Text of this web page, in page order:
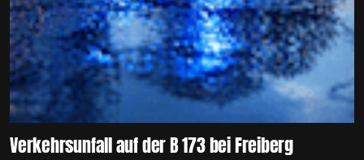
Verkehrsunfall auf der B 173 bei Freiberg